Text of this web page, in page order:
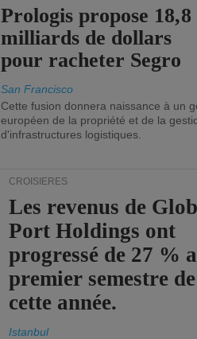
Prologis propose 18,8
milliards de dollars
pour racheter Segro
San Francisco
Cette fusion donnera naissance à un
européen de la propriété et de la
d'infrastructures logistiques.
CROISIÈRES
Les revenus de
Port Holdings ont
progressé de 27 %
premier semestre de
cette année.
Istanbul